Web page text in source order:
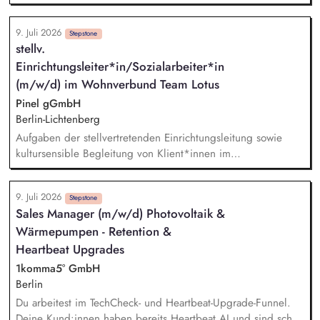
an einem mit der Schule abgestimmten, integrierten
Betreuungskonzept. Sie betreuen die Hausaufgaben. Sie
fördern das soziale Lernen in Schulklassen und gestalten den
Gruppenalltag. Sie leiten Freizeitangebote und Projekte an.
Sie führen Eltern- und Familiengespräche und arbeiten
interdisziplinär mit allen Schulpädagog*innen und ggf.
anderen Fachdiensten zusammen.
9. Juli 2026 Stepstone
stellv.
Einrichtungsleiter*in/Sozialarbeiter*in
(m/w/d) im Wohnverbund Team Lotus
Pinel gGmbH
Berlin-Lichtenberg
Aufgaben der stellvertretenden Einrichtungsleitung sowie
kultursensible Begleitung von Klient*innen im
Bezugsbetreuungssystem. Unterstützung der
Einrichtungsleitung und Übernahme wesentlicher Aufgaben
bei deren Abwesenheit. Zusammenarbeit mit der
Einrichtungsleitung bei: fachlicher Begleitung der
Betreuungsarbeit und Gewährleistung der Betreuungsqualität,
Ansprechbarkeit und Beratung von Mitarbeiter*innen im
Betreuungsalltag, Teamentwicklung und Gestaltung
inhaltlicher und struktureller Prozesse, Führen von
Erstgesprächen mit Klient*innen und Teilnahme an
Hilfekonferenzen, Zusammenarbeit mit
9. Juli 2026 Stepstone
Sales Manager (m/w/d) Photovoltaik &
Wärmepumpen - Retention &
Heartbeat Upgrades
1komma5° GmbH
Berlin
Du arbeitest im TechCheck- und Heartbeat-Upgrade-Funnel.